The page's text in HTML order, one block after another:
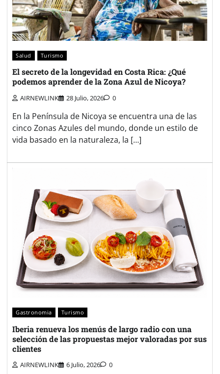
Salud Turismo
El secreto de la longevidad en Costa Rica: ¿Qué
podemos aprender de la Zona Azul de Nicoya?
AIRNEWLINK 28 Julio, 2026 0
En la Península de Nicoya se encuentra una de las
cinco Zonas Azules del mundo, donde un estilo de
vida basado en la naturaleza, la […]
Gastronomia Turismo
Iberia renueva los menús de largo radio con una
selección de las propuestas mejor valoradas por sus
clientes
AIRNEWLINK 6 Julio, 2026 0